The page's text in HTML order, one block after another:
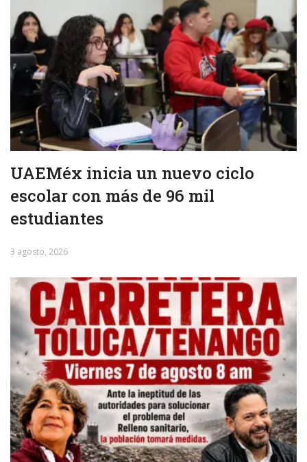
UAEMéx inicia un nuevo ciclo
escolar con más de 96 mil
estudiantes
3 agosto, 2026